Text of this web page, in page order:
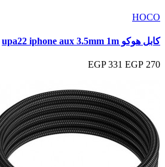
HOCO
كابل هوكو upa22 iphone aux 3.5mm 1m
270 EGP
331 EGP